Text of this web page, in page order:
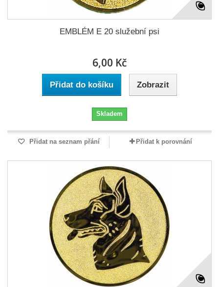
EMBLÉM E 20 služební psi
6,00 Kč
Přidat do košíku Zobrazit
Skladem
Přidat na seznam přání Přidat k porovnání